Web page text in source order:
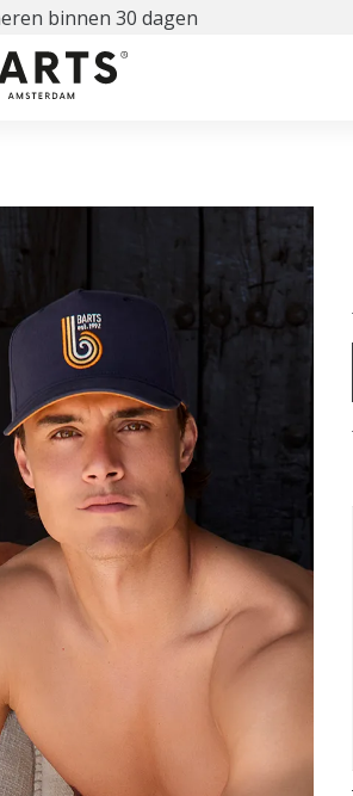
binnen 30 dagen